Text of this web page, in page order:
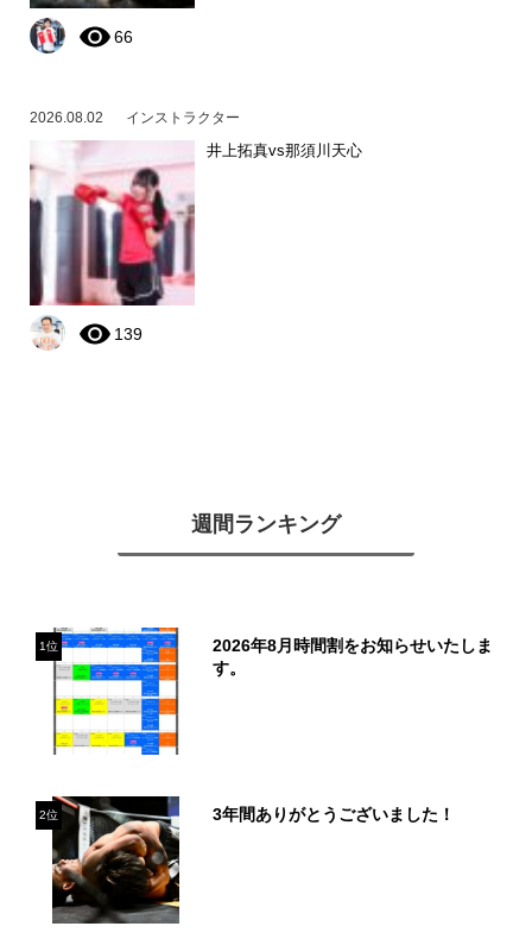
66
2026.08.02 インストラクター
井上拓真vs那須川天心
139
週間ランキング
1位
2026年8月時間割をお知らせいたしま
す。
2位 3年間ありがとうございました！